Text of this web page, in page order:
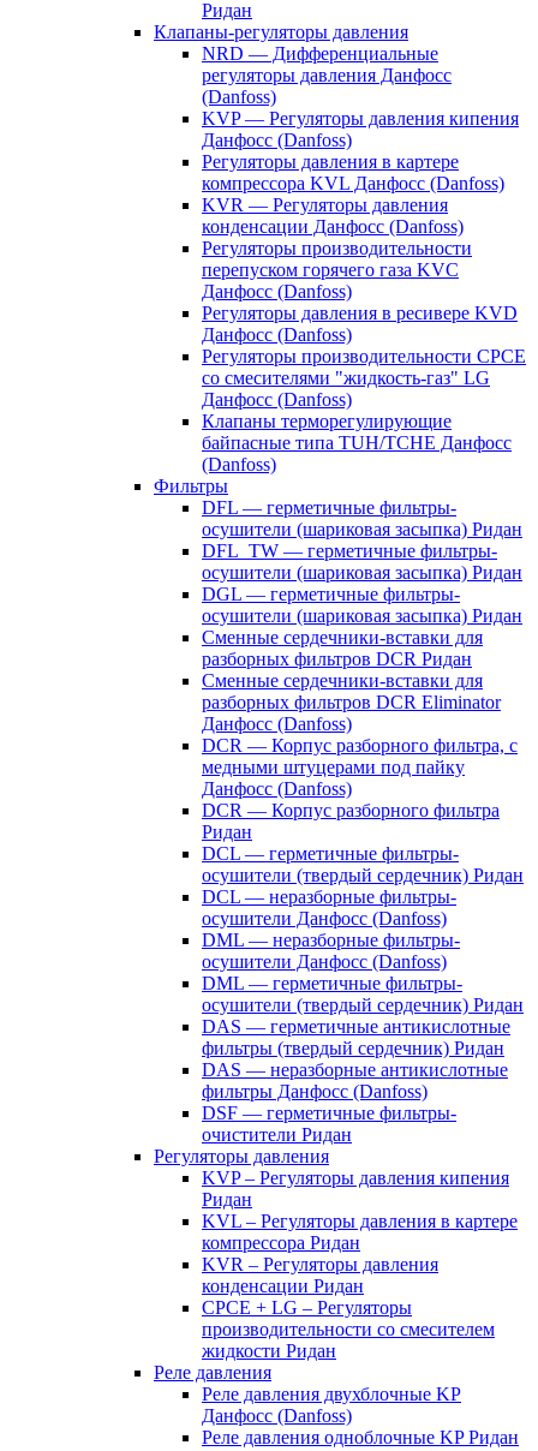
Ридан
Клапаны-регуляторы давления
NRD — Дифференциальные
регуляторы давления Данфосс
(Danfoss)
KVP — Регуляторы давления кипения
Данфосс (Danfoss)
Регуляторы давления в картере
компрессора KVL Данфосс (Danfoss)
KVR — Регуляторы давления
конденсации Данфосс (Danfoss)
Регуляторы производительности
перепуском горячего газа KVC
Данфосс (Danfoss)
Регуляторы давления в ресивере KVD
Данфосс (Danfoss)
Регуляторы производительности CPCE
со смесителями "жидкость-газ" LG
Данфосс (Danfoss)
Клапаны терморегулирующие
байпасные типа TUH/TCHE Данфосс
(Danfoss)
Фильтры
DFL — герметичные фильтры-
осушители (шариковая засыпка) Ридан
DFL_TW — герметичные фильтры-
осушители (шариковая засыпка) Ридан
DGL — герметичные фильтры-
осушители (шариковая засыпка) Ридан
Сменные сердечники-вставки для
разборных фильтров DCR Ридан
Сменные сердечники-вставки для
разборных фильтров DCR Eliminator
Данфосс (Danfoss)
DCR — Корпус разборного фильтра, с
медными штуцерами под пайку
Данфосс (Danfoss)
DCR — Корпус разборного фильтра
Ридан
DCL — герметичные фильтры-
осушители (твердый сердечник) Ридан
DCL — неразборные фильтры-
осушители Данфосс (Danfoss)
DML — неразборные фильтры-
осушители Данфосс (Danfoss)
DML — герметичные фильтры-
осушители (твердый сердечник) Ридан
DAS — герметичные антикислотные
фильтры (твердый сердечник) Ридан
DAS — неразборные антикислотные
фильтры Данфосс (Danfoss)
DSF — герметичные фильтры-
очистители Ридан
Регуляторы давления
KVP – Регуляторы давления кипения
Ридан
KVL – Регуляторы давления в картере
компрессора Ридан
KVR – Регуляторы давления
конденсации Ридан
CPCE + LG – Регуляторы
производительности со смесителем
жидкости Ридан
Реле давления
Реле давления двухблочные KP
Данфосс (Danfoss)
Реле давления одноблочные KP Ридан